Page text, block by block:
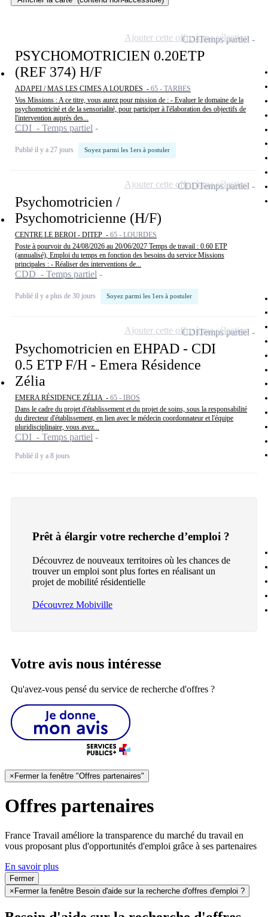
PSYCHOMOTRICIEN 0.20ETP
(REF 374) H/F
ADAPEI / MAS LES CIMES A LOURDES - 65 - TARBES
Vos Missions : A ce titre, vous aurez pour mission de : - Evaluer le domaine de la
psychomotricité et de la sensorialité, pour participer à l'élaboration des objectifs de
l'intervention auprès des...
CDI - Temps partiel
Publié il y a 27 jours Soyez parmi les 1ers à postuler
CDITemps partiel
Ajouter cette offre à ma sélection
Psychomotricien /
Psychomotricienne (H/F)
CENTRE LE BEROI - DITEP - 65 - LOURDES
Poste à pourvoir du 24/08/2026 au 20/06/2027 Temps de travail : 0.60 ETP
(annualisé), Emploi du temps en fonction des besoins du service Missions
principales : - Réaliser des interventions de...
CDD - Temps partiel
Publié il y a plus de 30 jours Soyez parmi les 1ers à postuler
CDDTemps partiel
Ajouter cette offre à ma sélection
Psychomotricien en EHPAD - CDI
0.5 ETP F/H - Emera Résidence
Zélia
EMERA RÉSIDENCE ZÉLIA - 65 - IBOS
Dans le cadre du projet d'établissement et du projet de soins, sous la responsabilité
du directeur d'établissement, en lien avec le médecin coordonnateur et l'équipe
pluridisciplinaire, vous avez...
CDI - Temps partiel
Publié il y a 8 jours
CDITemps partiel
Ajouter cette offre à ma sélection
Prêt à élargir votre recherche d’emploi ?
Découvrez de nouveaux territoires où les chances de
trouver un emploi sont plus fortes en réalisant un
projet de mobilité résidentielle
Découvrez Mobiville
Votre avis nous intéresse
Qu'avez-vous pensé du service de recherche d'offres ?
× Fermer la fenêtre "Offres partenaires"
Offres partenaires
France Travail améliore la transparence du marché du travail en
vous proposant plus d'opportunités d'emploi grâce à ses partenaires
En savoir plus
Fermer
× Fermer la fenêtre Besoin d'aide sur la recherche d'offres d'emploi ?